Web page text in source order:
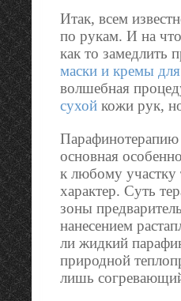
Итак, всем
по рукам. И на
как то замедлить
маски и кремы
волшебная
сухой кожи рук,
основная
к любому участку
характер. Суть
зоны
нанесением
ли жидкий
природной
лишь